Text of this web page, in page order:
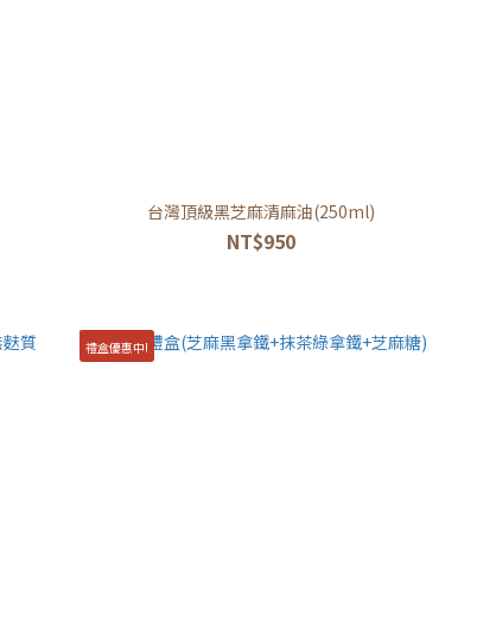
台灣頂級黑芝麻清麻油(250ml)
NT$950
禮盒優惠中!